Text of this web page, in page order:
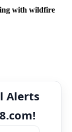
with wildfire
Alerts